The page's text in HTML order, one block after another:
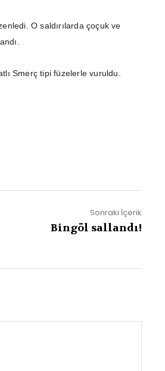
O saldırılarda çoçuk ve
Smerç tipi füzelerle vuruldu.
Sonraki İçerik
Bingöl sallandı!